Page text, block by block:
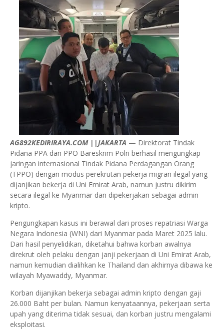
AG892KEDIRIRAYA.COM ||JAKARTA — Direktorat Tindak
Pidana PPA dan PPO Bareskrim Polri berhasil mengungkap
jaringan internasional Tindak Pidana Perdagangan Orang
(TPPO) dengan modus perekrutan pekerja migran ilegal yang
dijanjikan bekerja di Uni Emirat Arab, namun justru dikirim
secara ilegal ke Myanmar dan dipekerjakan sebagai admin
kripto.
Pengungkapan kasus ini berawal dari proses repatriasi Warga
Negara Indonesia (WNI) dari Myanmar pada Maret 2025 lalu.
Dari hasil penyelidikan, diketahui bahwa korban awalnya
direkrut oleh pelaku dengan janji pekerjaan di Uni Emirat Arab,
namun kemudian dialihkan ke Thailand dan akhirnya dibawa ke
wilayah Myawaddy, Myanmar.
Korban dijanjikan bekerja sebagai admin kripto dengan gaji
26.000 Baht per bulan. Namun kenyataannya, pekerjaan serta
upah yang diterima tidak sesuai, dan korban justru mengalami
eksploitasi.